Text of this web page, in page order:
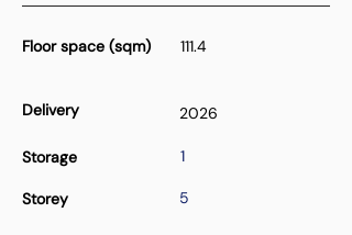
Floor space (sqm) 111.4
Delivery 2026
Storage 1
Storey 5